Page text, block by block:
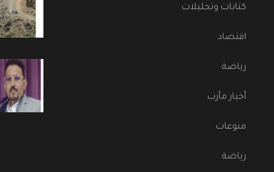
كتابات وتحليلات
اقتصاد
رياضة
أخبار مأرب
منوعات
رياضة